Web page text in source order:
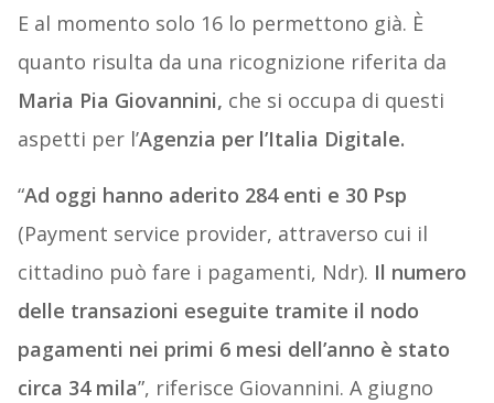
E al momento solo 16 lo permettono già. È
quanto risulta da una ricognizione riferita da
Maria Pia Giovannini, che si occupa di questi
aspetti per l’Agenzia per l’Italia Digitale.
“Ad oggi hanno aderito 284 enti e 30 Psp
(Payment service provider, attraverso cui il
cittadino può fare i pagamenti, Ndr). Il numero
delle transazioni eseguite tramite il nodo
pagamenti nei primi 6 mesi dell’anno è stato
circa 34 mila”, riferisce Giovannini. A giugno